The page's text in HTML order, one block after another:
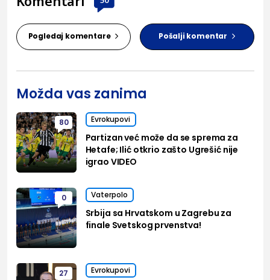
Pogledaj komentare Pošalji komentar
Možda vas zanima
80 Evrokupovi
Partizan već može da se sprema za
Hetafe; Ilić otkrio zašto Ugrešić nije
igrao VIDEO
0 Vaterpolo
Srbija sa Hrvatskom u Zagrebu za
finale Svetskog prvenstva!
27 Evrokupovi